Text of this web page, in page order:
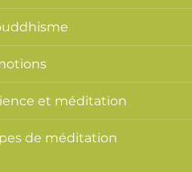
et méditation
de méditation